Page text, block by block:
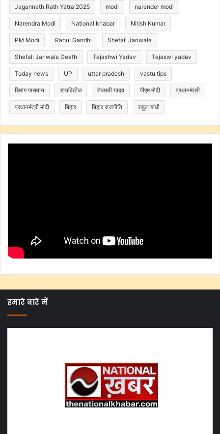
Jagannath Rath Yatra 2025 modi narender modi
Narendra Modi National khabar Nitish Kumar
PM Modi Rahul Gandhi Shefali Jariwala
Shefali Jariwala Death Tejashwi Yadav Tejaswi yadav
Today news UP uttar pradesh vastu tips
चिराग पासवान डायबिटीज तेजस्वी यादव पीएम मोदी प्रधानमंत्री
प्रधानमंत्री मोदी बिहार बिहार राजनीति राहुल गांधी
हमारे बारे में